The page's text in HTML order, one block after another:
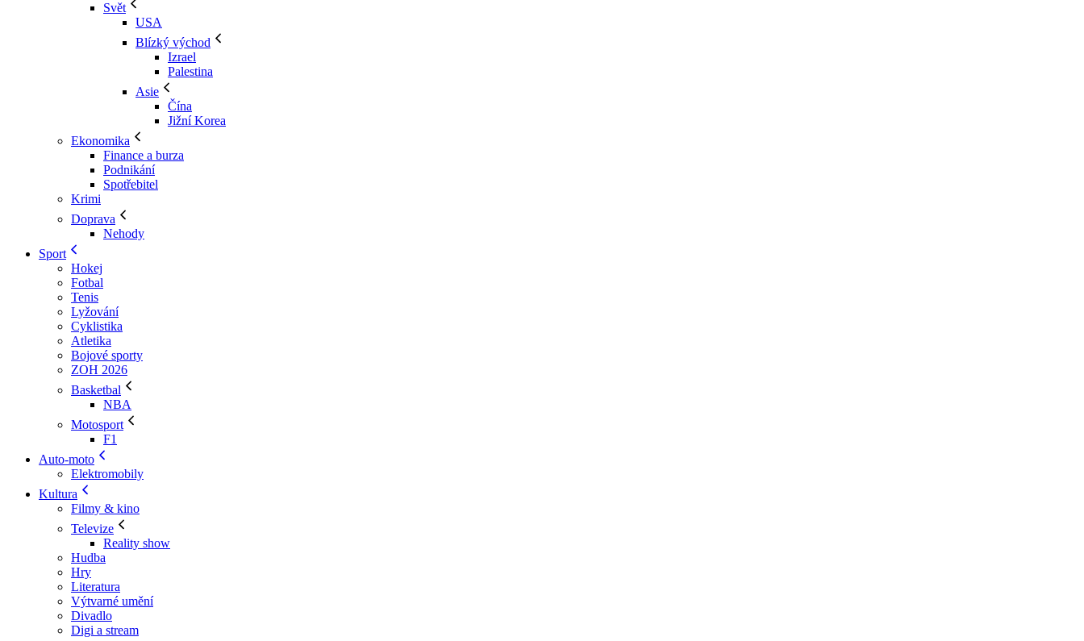
Svět
USA
Blízký východ
Izrael
Palestina
Asie
Čína
Jižní Korea
Ekonomika
Finance a burza
Podnikání
Spotřebitel
Krimi
Doprava
Nehody
Sport
Hokej
Fotbal
Tenis
Lyžování
Cyklistika
Atletika
Bojové sporty
ZOH 2026
Basketbal
NBA
Motosport
F1
Auto-moto
Elektromobily
Kultura
Filmy & kino
Televize
Reality show
Hudba
Hry
Literatura
Výtvarné umění
Divadlo
Digi a stream